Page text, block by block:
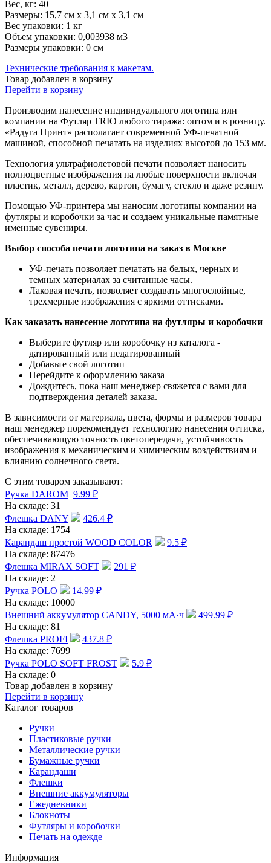
Вес, кг: 40
Размеры: 15,7 см х 3,1 см х 3,1 см
Вес упаковки: 1 кг
Объем упаковки: 0,003938 м3
Размеры упаковки: 0 см
Технические требования к макетам.
Товар добавлен в корзину
Перейти в корзину
Производим нанесение индивидуального логотипа или
компании на Футляр TRIO любого тиража: оптом и в розницу.
«Радуга Принт» располагает современной УФ-печатной
машиной, способной печатать на изделиях высотой до 153 мм.
Технология ультрафиолетовой печати позволяет наносить
полноцветные изображения на любые поверхности включая
пластик, металл, дерево, картон, бумагу, стекло и даже резину.
Помощью УФ-принтера мы наносим логотипы компании на
футляры и коробочки за час и создаем уникальные памятные
именные сувениры.
Выбор способа печати логотипа на заказ в Москве
УФ-печать позволяет печатать на белых, черных и
темных материалах за считанные часы.
Лаковая печать, позволяет создавать многослойные,
трехмерные изображения с яркими оттисками.
Как заказать нанесение логотипа на футляры и коробочки
Выберите футляр или коробочку из каталога -
датированный или недатированный
Добавьте свой логотип
Перейдите к оформлению заказа
Дождитесь, пока наш менеджер свяжется с вами для
подтверждения деталей заказа.
В зависимости от материала, цвета, формы и размеров товара
наш менеджер порекомендует технологию нанесения оттиска,
обеспечивающую точность цветопередачи, устойчивость
изображения к механическим и химическим воздействиям и
влиянию солнечного света.
С этим товаром заказывают:
Ручка DAROM 9.99 ₽
На складе: 31
Флешка DANY
426.4 ₽
На складе: 1754
Карандаш простой WOOD COLOR
9.5 ₽
На складе: 87476
Флешка MIRAX SOFT
291 ₽
На складе: 2
Ручка POLO
14.99 ₽
На складе: 10000
Внешний аккумулятор CANDY, 5000 мА·ч
499.99 ₽
На складе: 81
Флешка PROFI
437.8 ₽
На складе: 7699
Ручка POLO SOFT FROST
5.9 ₽
На складе: 0
Товар добавлен в корзину
Перейти в корзину
Каталог товаров
Ручки
Пластиковые ручки
Металлические ручки
Бумажные ручки
Карандаши
Флешки
Внешние аккумуляторы
Ежедневники
Блокноты
Футляры и коробочки
Печать на одежде
Информация